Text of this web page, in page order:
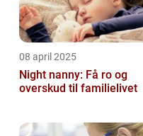
08 april 2025
Night nanny: Få ro og
overskud til familielivet